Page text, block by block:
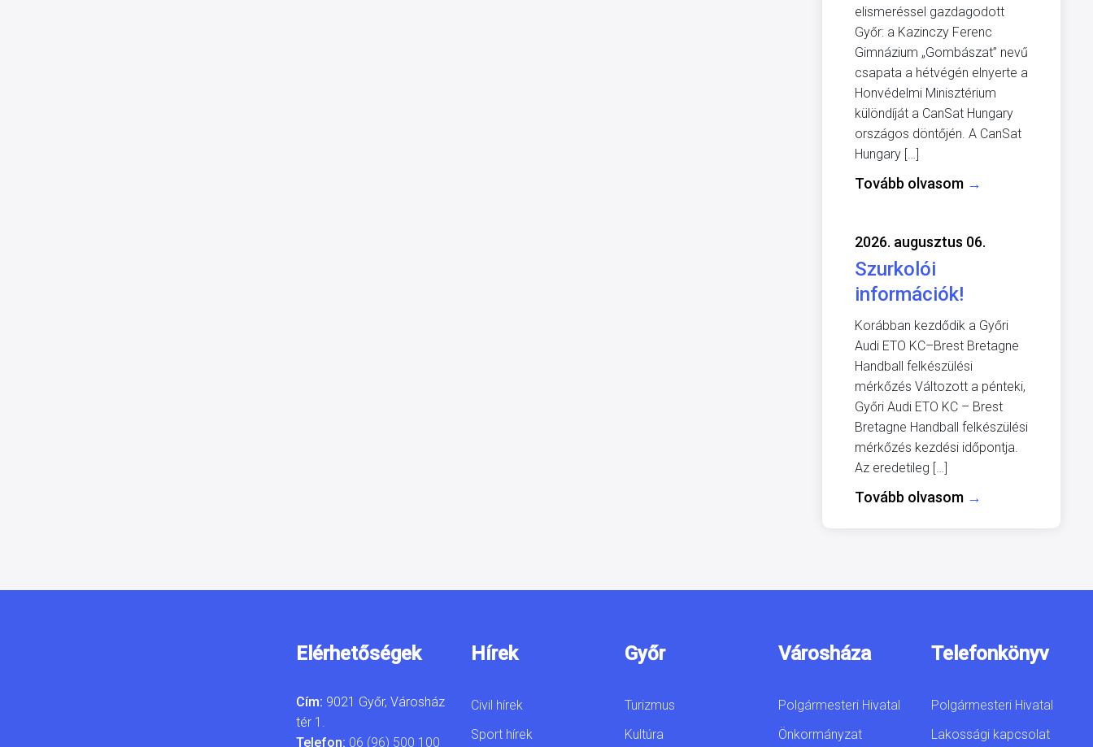
elismeréssel gazdagodott
Győr: a Kazinczy Ferenc
Gimnázium „Gombászat” nevű
csapata a hétvégén elnyerte a
Honvédelmi Minisztérium
különdíját a CanSat Hungary
országos döntőjén. A CanSat
Hungary […]
Tovább olvasom →
2026. augusztus 06.
Szurkolói
információk!
Korábban kezdődik a Győri
Audi ETO KC–Brest Bretagne
Handball felkészülési
mérkőzés Változott a pénteki,
Győri Audi ETO KC – Brest
Bretagne Handball felkészülési
mérkőzés kezdési időpontja.
Az eredetileg […]
Tovább olvasom →
Elérhetőségek
Cím: 9021 Győr, Városház
tér 1.
Telefon: 06 (96) 500 100
Hírek
Civil hírek
Sport hírek
Győr
Turizmus
Kultúra
Városháza
Polgármesteri Hivatal
Önkormányzat
Telefonkönyv
Polgármesteri Hivatal
Lakossági kapcsolat